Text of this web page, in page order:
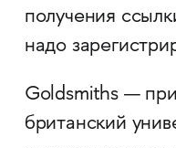
получения
надо
Goldsmiths —
британский